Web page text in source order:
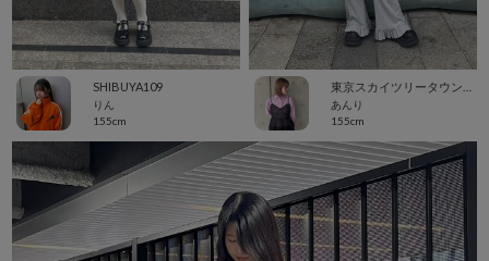
SHIBUYA109
りん
155cm
あんり
155cm